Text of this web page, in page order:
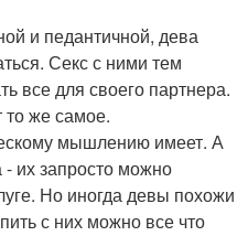
и педантичной, дева
Секс с ними тем
все для своего партнера.
то же самое.
мышлению имеет. А
их запросто можно
Но иногда девы похожи
с них можно все что